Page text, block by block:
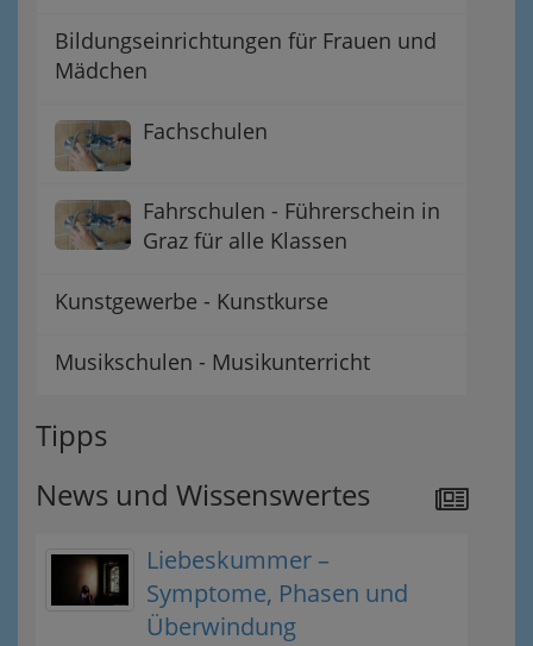
Bildungseinrichtungen für Frauen und
Mädchen
Fachschulen
Fahrschulen - Führerschein in
Graz für alle Klassen
Kunstgewerbe - Kunstkurse
Musikschulen - Musikunterricht
Tipps
News und Wissenswertes
Liebeskummer –
Symptome, Phasen und
Überwindung